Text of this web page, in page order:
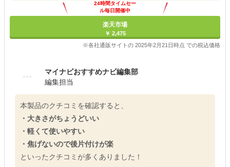
24時間タイムセー
ル毎日開催中
楽天市場
￥ 2,475
※各社通販サイトの 2025年2月21日時点 での税込価格
マイナビおすすめナビ編集部
編集担当
本製品のクチコミを確認すると、
・大きさがちょうどいい
・軽くて使いやすい
・焦げないので後片付けが楽
といったクチコミが多くありました！